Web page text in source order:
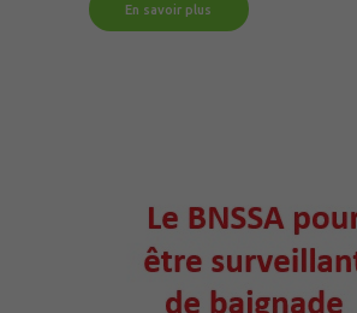
En savoir plus